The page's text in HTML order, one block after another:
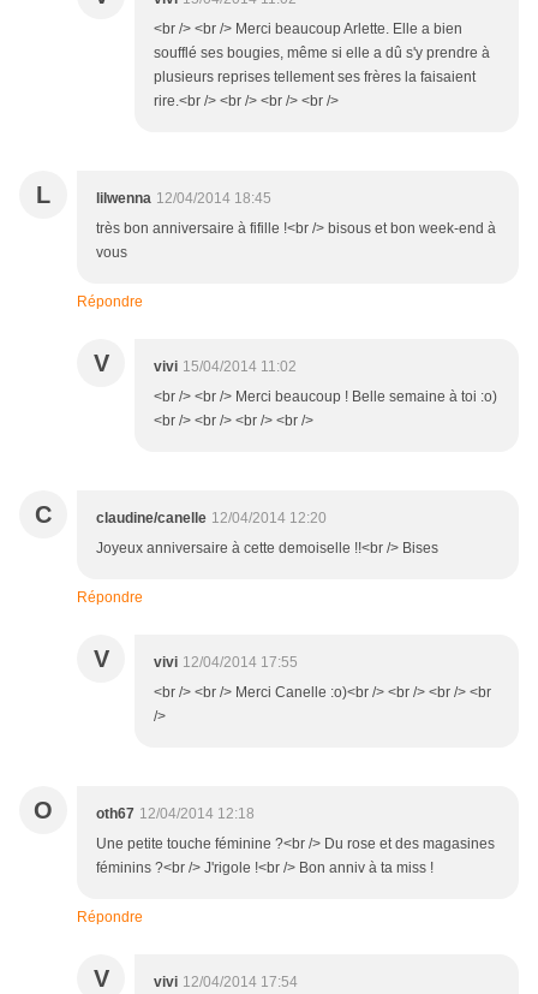
<br /> <br /> Merci beaucoup Arlette. Elle a bien
soufflé ses bougies, même si elle a dû s'y prendre à
plusieurs reprises tellement ses frères la faisaient
rire.<br /> <br /> <br /> <br />
L lilwenna 12/04/2014 18:45
très bon anniversaire à fifille !<br /> bisous et bon week-end à
vous
Répondre
V vivi 15/04/2014 11:02
<br /> <br /> Merci beaucoup ! Belle semaine à toi :o)
<br /> <br /> <br /> <br />
C claudine/canelle 12/04/2014 12:20
Joyeux anniversaire à cette demoiselle !!<br /> Bises
Répondre
V vivi 12/04/2014 17:55
<br /> <br /> Merci Canelle :o)<br /> <br /> <br /> <br
/>
O oth67 12/04/2014 12:18
Une petite touche féminine ?<br /> Du rose et des magasines
féminins ?<br /> J'rigole !<br /> Bon anniv à ta miss !
Répondre
V vivi 12/04/2014 17:54